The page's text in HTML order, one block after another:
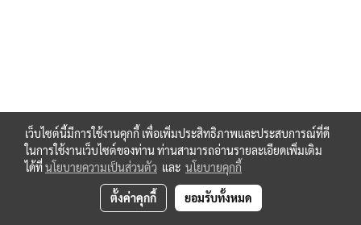
เว็บไซต์นี้มีการใช้งานคุกกี้ เพื่อเพิ่มประสิทธิภาพและประสบการณ์ที่ดี
ในการใช้งานเว็บไซต์ของท่าน ท่านสามารถอ่านรายละเอียดเพิ่มเติม
ได้ที่นโยบายความเป็นส่วนตัว และ นโยบายคุกกี้
ตั้งค่าคุกกี้ ยอมรับทั้งหมด